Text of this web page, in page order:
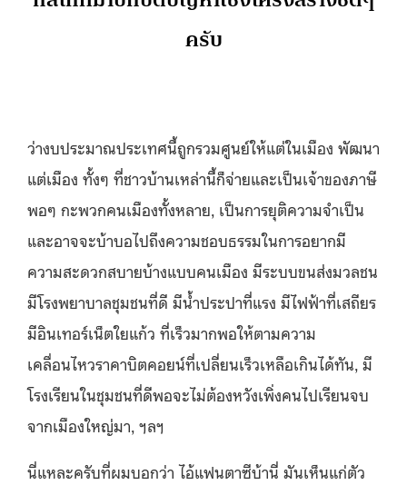
ครับ
ว่างบประมาณประเทศนี้ถูกรวมศูนย์ให้แต่ในเมือง พัฒนา
แต่เมือง ทั้งๆ ที่ชาวบ้านเหล่านี้ก็จ่ายและเป็นเจ้าของภาษี
พอๆ กะพวกคนเมืองทั้งหลาย, เป็นการยุติความจำเป็น
และอาจจะบ้าบอไปถึงความชอบธรรมในการอยากมี
ความสะดวกสบายบ้างแบบคนเมือง มีระบบขนส่งมวลชน
มีโรงพยาบาลชุมชนที่ดี มีน้ำประปาที่แรง มีไฟฟ้าที่เสถียร
มีอินเทอร์เน็ตใยแก้ว ที่เร็วมากพอให้ตามความ
เคลื่อนไหวราคาบิตคอยน์ที่เปลี่ยนเร็วเหลือเกินได้ทัน, มี
โรงเรียนในชุมชนที่ดีพอจะไม่ต้องหวังเพิ่งคนไปเรียนจบ
จากเมืองใหญ่มา, ฯลฯ
นี่แหละครับที่ผมบอกว่า ไอ้แฟนตาซีบ้านี่ มันเห็นแก่ตัว